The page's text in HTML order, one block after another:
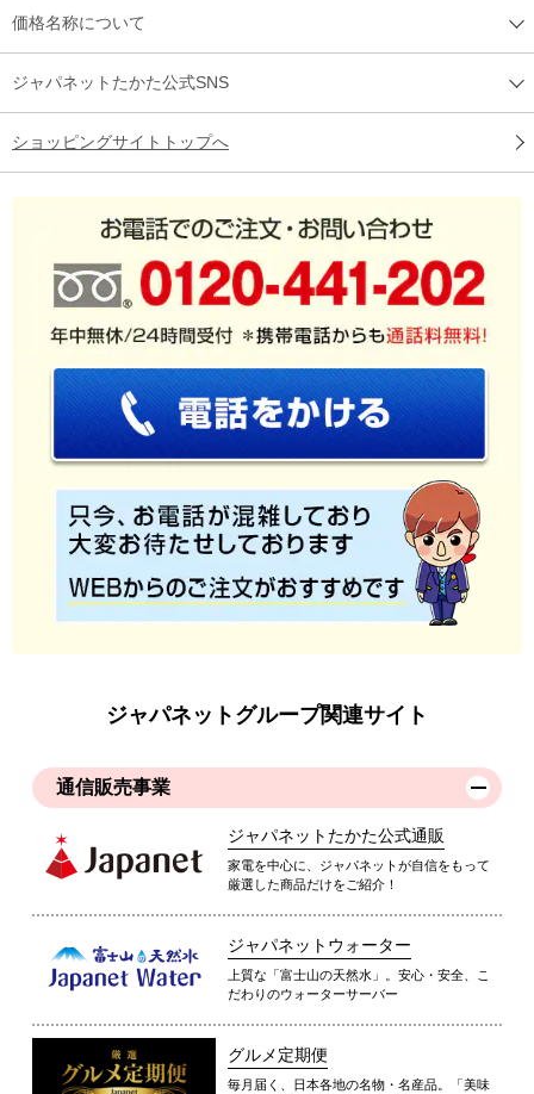
価格名称について
ジャパネットたかた公式SNS
ショッピングサイトトップへ
ジャパネットグループ関連サイト
通信販売事業
ジャパネットたかた公式通販
家電を中心に、ジャパネットが自信をもって
厳選した商品だけをご紹介！
ジャパネットウォーター
上質な「富士山の天然水」。安心・安全、こ
だわりのウォーターサーバー
グルメ定期便
毎月届く、日本各地の名物・名産品。「美味